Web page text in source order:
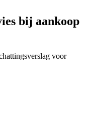
bij aankoop
voor